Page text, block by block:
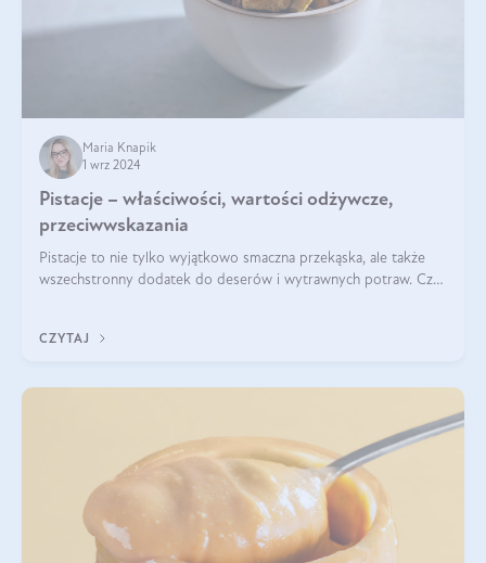
Maria Knapik
1 wrz 2024
Pistacje – właściwości, wartości odżywcze,
przeciwwskazania
Pistacje to nie tylko wyjątkowo smaczna przekąska, ale także
wszechstronny dodatek do deserów i wytrawnych potraw. Czy
CZYTAJ